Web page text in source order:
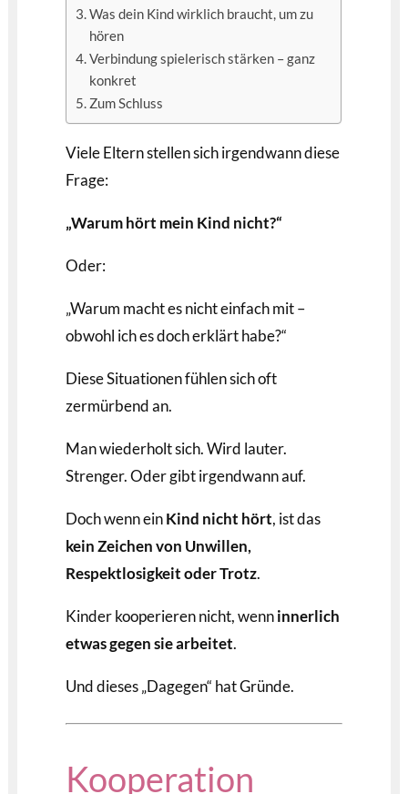
Was dein Kind wirklich braucht, um zu
hören
Verbindung spielerisch stärken – ganz
konkret
Zum Schluss
Viele Eltern stellen sich irgendwann diese
Frage:
„Warum hört mein Kind nicht?“
Oder:
„Warum macht es nicht einfach mit –
obwohl ich es doch erklärt habe?“
Diese Situationen fühlen sich oft
zermürbend an.
Man wiederholt sich. Wird lauter.
Strenger. Oder gibt irgendwann auf.
Doch wenn einKind nicht hört, ist das
kein Zeichen von Unwillen,
Respektlosigkeit oder Trotz.
Kinder kooperieren nicht, wenninnerlich
etwas gegen sie arbeitet.
Und dieses „Dagegen“ hat Gründe.
Kooperation